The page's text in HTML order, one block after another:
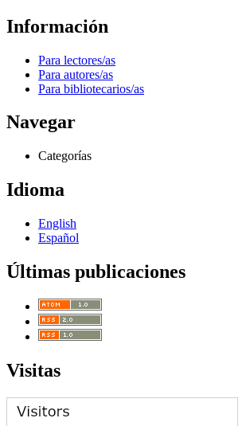
Información
Para lectores/as
Para autores/as
Para bibliotecarios/as
Navegar
Categorías
Idioma
English
Español
Últimas publicaciones
Visitas